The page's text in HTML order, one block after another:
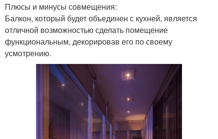
Плюсы и минусы совмещения:
Балкон, который будет объединен с кухней, является
отличной возможностью сделать помещение
функциональным, декорировав его по своему
усмотрению.